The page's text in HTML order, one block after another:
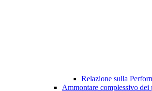
Relazione sulla
Ammontare complessivo dei